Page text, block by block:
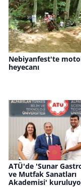
Nebiyanfest'te
heyecanı
ATÜ'de 'Sunar
ve Mutfak Sanatları
Akademisi'